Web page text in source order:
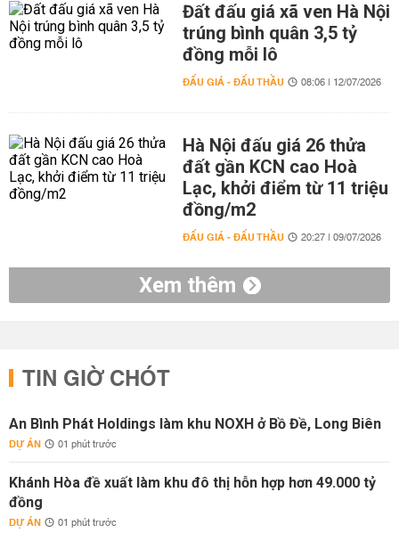
Đất đấu giá xã ven Hà Nội
trúng bình quân 3,5 tỷ
đồng mỗi lô
ĐẤU GIÁ - ĐẤU THẦU 08:06 | 12/07/2026
Hà Nội đấu giá 26 thửa
đất gần KCN cao Hoà
Lạc, khởi điểm từ 11 triệu
đồng/m2
ĐẤU GIÁ - ĐẤU THẦU 20:27 | 09/07/2026
Xem thêm
TIN GIỜ CHÓT
An Bình Phát Holdings làm khu NOXH ở Bồ Đề, Long Biên
DỰ ÁN 01 phút trước
Khánh Hòa đề xuất làm khu đô thị hỗn hợp hơn 49.000 tỷ
đồng
DỰ ÁN 01 phút trước